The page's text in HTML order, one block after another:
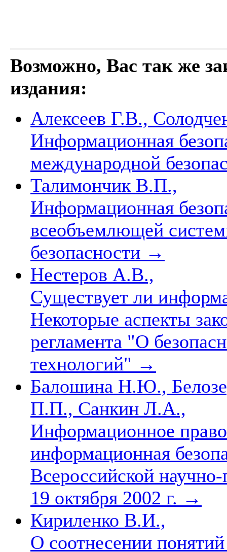
Возможно, Вас так же
издания:
Алексеев Г.В.,
Информационная
международной
Талимончик В.П.,
Информационная
всеобъемлющей
безопасности →
Нестеров А.В.,
Существует ли
Некоторые аспекты
регламента "О
технологий" →
Балошина Н.Ю.,
П.П., Санкин Л.А.,
Информационное
информационная
Всероссийской
19 октября 2002 г. →
Кириленко В.И.,
О соотнесении